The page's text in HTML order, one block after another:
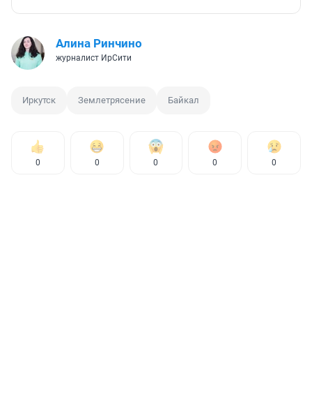
Алина Ринчино
журналист ИрСити
Иркутск Землетрясение Байкал
0 0 0 0 0